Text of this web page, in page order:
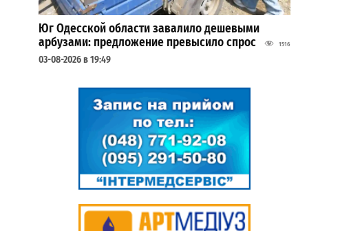
Юг Одесской области завалило дешевыми
арбузами: предложение превысило спрос
1516
03-08-2026 в 19:49